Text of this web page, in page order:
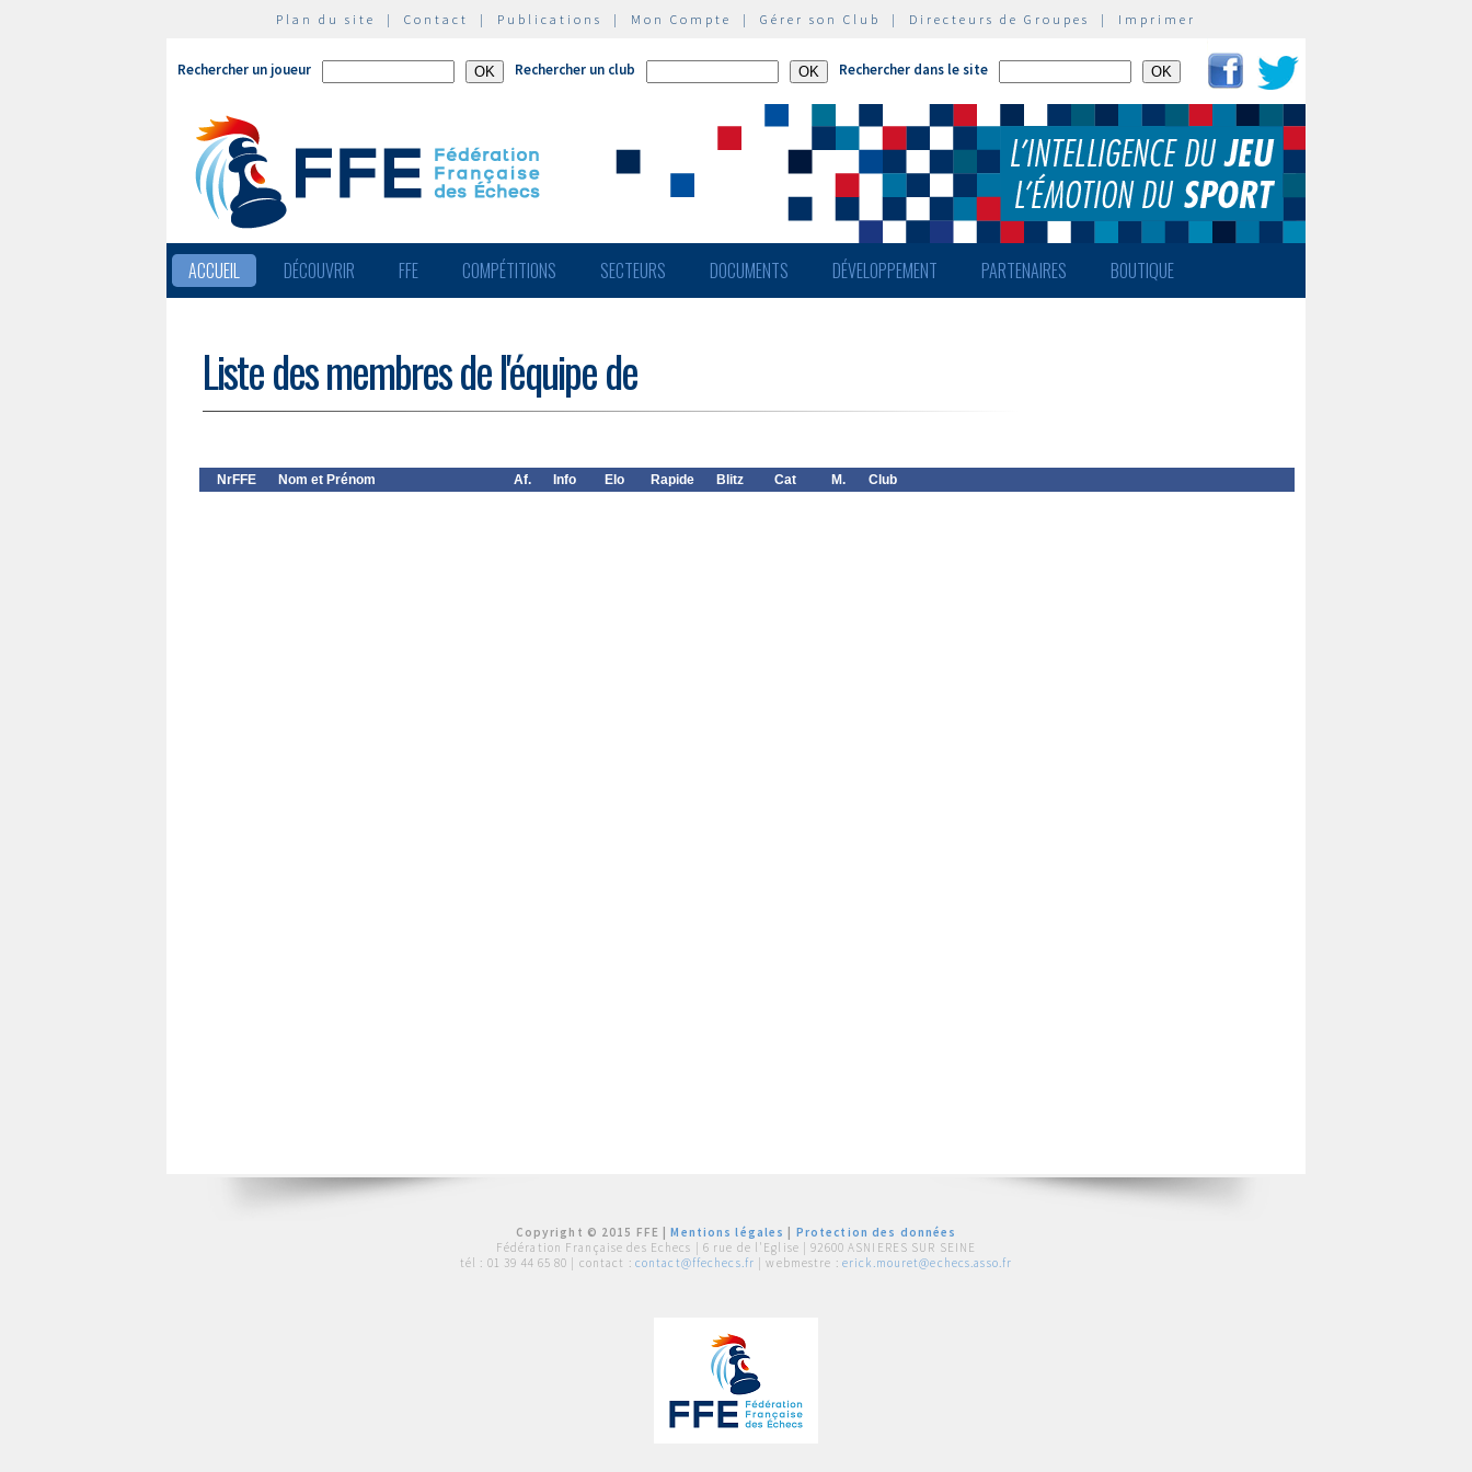
Plan du site | Contact | Publications | Mon Compte | Gérer son Club | Directeurs de Groupes | Imprimer
Rechercher un joueur Rechercher un club Rechercher dans le site
ACCUEIL DÉCOUVRIR FFE COMPÉTITIONS SECTEURS DOCUMENTS DÉVELOPPEMENT PARTENAIRES BOUTIQUE
Liste des membres de l'équipe de
NrFFE Nom et Prénom Af. Info Elo Rapide Blitz Cat M. Club
Copyright © 2015 FFE |Mentions légales
Protection des données
Fédération Française des Echecs | 6 rue de l'Eglise | 92600 ASNIERES SUR SEINE
tél : 01 39 44 65 80 | contact : contact@ffechecs.fr | webmestre : erick.mouret@echecs.asso.fr